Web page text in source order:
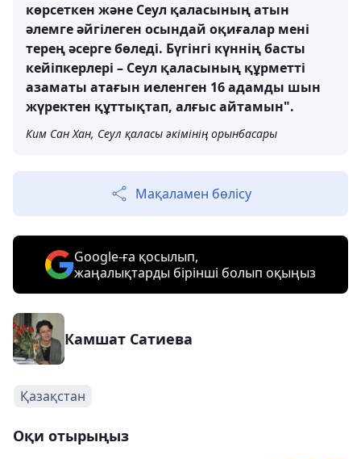
көрсеткен және Сеул қаласының атын
әлемге әйгілеген осындай оқиғалар мені
терең әсерге бөледі. Бүгінгі күннің басты
кейіпкерлері – Сеул қаласының құрметті
азаматы атағын иеленген 16 адамды шын
жүректен құттықтап, алғыс айтамын".
Ким Сан Хан, Сеул қаласы әкімінің орынбасары
Мақаламен бөлісу
Google-ға қосылып,
жаңалықтарды бірінші болып оқыңыз
Камшат Сатиева
Қазақстан
Оқи отырыңыз